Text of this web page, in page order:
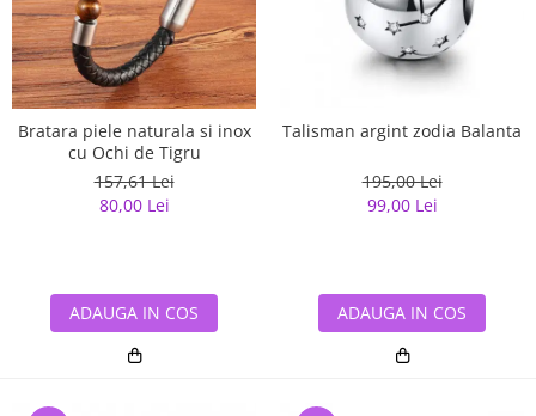
Bratara piele naturala si inox
cu Ochi de Tigru
157,61 Lei
80,00 Lei
ADAUGA IN COS
Talisman argint zodia Balanta
195,00 Lei
99,00 Lei
ADAUGA IN COS